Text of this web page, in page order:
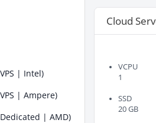
| Intel)
| Ampere)
| AMD)
Cloud
VCPU
1
SSD
20 GB